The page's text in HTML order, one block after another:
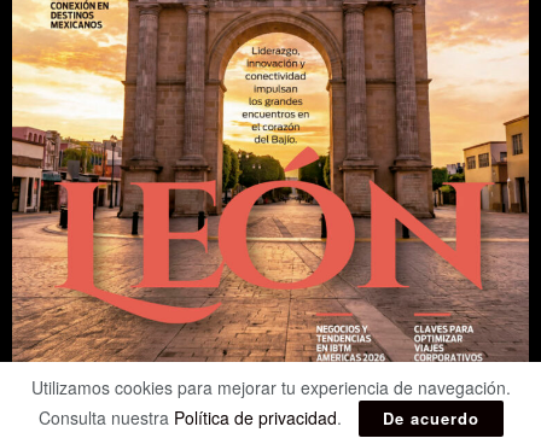
Utilizamos cookies para mejorar tu experiencia de navegación.
Consulta nuestra Política de privacidad. De acuerdo